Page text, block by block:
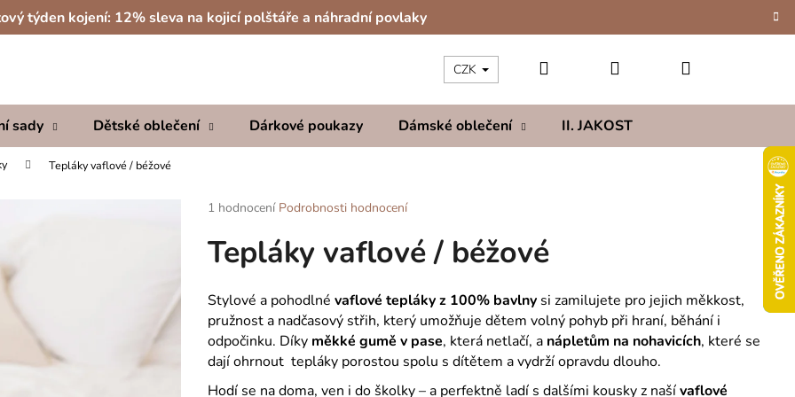
týden kojení: 12% sleva na kojicí polštáře a náhradní povlaky
sady Dětské oblečení Dárkové poukazy Dámské oblečení II. JAKOST
CZK Hledat PřihlášeníNákupní
Tepláky vaflové / béžové
Průměrné
produktu
je
z
5
hvězdiček.
1 hodnocení Podrobnosti hodnocení
Tepláky vaflové / béžové
Stylové a pohodlné vaflové tepláky z 100% bavlny si zamilujete pro jejich měkkost,
pružnost a nadčasový střih, který umožňuje dětem volný pohyb při hraní, běhání i
odpočinku. Díky měkké gumě v pase, která netlačí, a nápletům na nohavicích, které se
dají ohrnout tepláky porostou spolu s dítětem a vydrží opravdu dlouho.
Hodí se na doma, ven i do školky – a perfektně ladí s dalšími kousky z našívaflové
Co potřebujete najít?